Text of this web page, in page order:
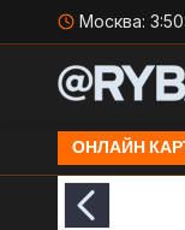
Москва:
ОНЛАЙН
Удар БЛА